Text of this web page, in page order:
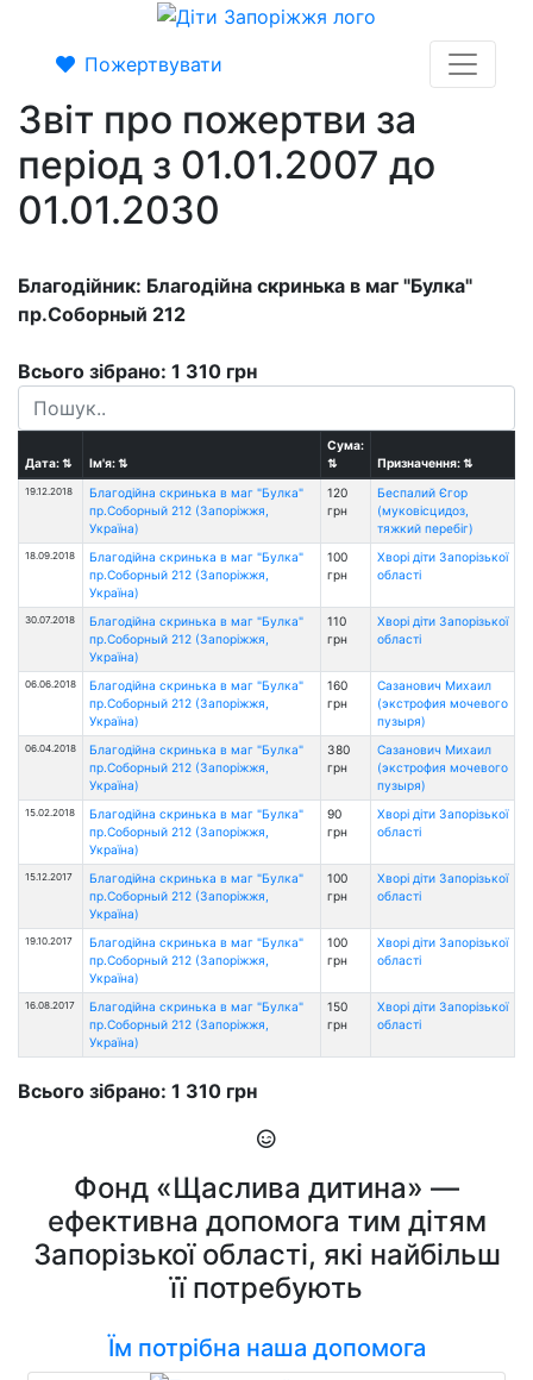
Пожертвувати
Звіт про пожертви за
період з 01.01.2007 до
01.01.2030
Благодійник: Благодійна скринька в маг "Булка"
пр.Соборный 212
Всього зібрано: 1 310 грн
Дата:⇅ Ім'я:⇅
Сума:
⇅
Призначення:⇅
19.12.2018
Благодійна скринька в маг "Булка"
пр.Соборный 212 (Запоріжжя,
Україна)
120
грн
Беспалий Єгор
(муковісцидоз,
тяжкий перебіг)
18.09.2018
Благодійна скринька в маг "Булка"
пр.Соборный 212 (Запоріжжя,
Україна)
100
грн
Хворі діти Запорізької
області
30.07.2018
Благодійна скринька в маг "Булка"
пр.Соборный 212 (Запоріжжя,
Україна)
110
грн
Хворі діти Запорізької
області
06.06.2018
Благодійна скринька в маг "Булка"
пр.Соборный 212 (Запоріжжя,
Україна)
160
грн
Сазанович Михаил
(экстрофия мочевого
пузыря)
06.04.2018
Благодійна скринька в маг "Булка"
пр.Соборный 212 (Запоріжжя,
Україна)
380
грн
Сазанович Михаил
(экстрофия мочевого
пузыря)
15.02.2018
Благодійна скринька в маг "Булка"
пр.Соборный 212 (Запоріжжя,
Україна)
90
грн
Хворі діти Запорізької
області
15.12.2017
Благодійна скринька в маг "Булка"
пр.Соборный 212 (Запоріжжя,
Україна)
100
грн
Хворі діти Запорізької
області
19.10.2017
Благодійна скринька в маг "Булка"
пр.Соборный 212 (Запоріжжя,
Україна)
100
грн
Хворі діти Запорізької
області
16.08.2017
Благодійна скринька в маг "Булка"
пр.Соборный 212 (Запоріжжя,
Україна)
150
грн
Хворі діти Запорізької
області
Всього зібрано: 1 310 грн
Фонд «Щаслива дитина» —
ефективна допомога тим дітям
Запорізької області, які найбільш
її потребують
Їм потрібна наша допомога